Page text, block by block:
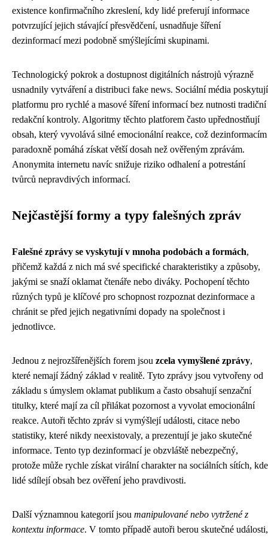
existence konfirmačního zkreslení, kdy lidé preferují informace
potvrzující jejich stávající přesvědčení, usnadňuje šíření
dezinformací mezi podobně smýšlejícími skupinami.
Technologický pokrok a dostupnost digitálních nástrojů výrazně
usnadnily vytváření a distribuci fake news. Sociální média poskytují
platformu pro rychlé a masové šíření informací bez nutnosti tradiční
redakční kontroly. Algoritmy těchto platforem často upřednostňují
obsah, který vyvolává silné emocionální reakce, což dezinformacím
paradoxně pomáhá získat větší dosah než ověřeným zprávám.
Anonymita internetu navíc snižuje riziko odhalení a potrestání
tvůrců nepravdivých informací.
Nejčastější formy a typy falešných zpráv
Falešné zprávy se vyskytují v mnoha podobách a formách,
přičemž každá z nich má své specifické charakteristiky a způsoby,
jakými se snaží oklamat čtenáře nebo diváky. Pochopení těchto
různých typů je klíčové pro schopnost rozpoznat dezinformace a
chránit se před jejich negativními dopady na společnost i
jednotlivce.
Jednou z nejrozšířenějších forem jsou zcela vymyšlené zprávy,
které nemají žádný základ v realitě. Tyto zprávy jsou vytvořeny od
základu s úmyslem oklamat publikum a často obsahují senzační
titulky, které mají za cíl přilákat pozornost a vyvolat emocionální
reakce. Autoři těchto zpráv si vymýšlejí události, citace nebo
statistiky, které nikdy neexistovaly, a prezentují je jako skutečné
informace. Tento typ dezinformací je obzvláště nebezpečný,
protože může rychle získat virální charakter na sociálních sítích, kde
lidé sdílejí obsah bez ověření jeho pravdivosti.
Další významnou kategorií jsou manipulované nebo vytržené z
kontextu informace. V tomto případě autoři berou skutečné události,